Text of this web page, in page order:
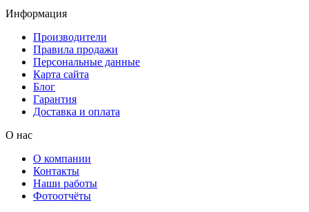
Информация
Производители
Правила продажи
Персональные данные
Карта сайта
Блог
Гарантия
Доставка и оплата
О нас
О компании
Контакты
Наши работы
Фотоотчёты